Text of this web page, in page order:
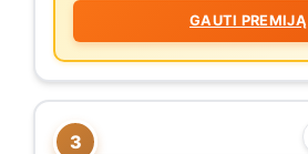
GAUTI PREMIJĄ
3